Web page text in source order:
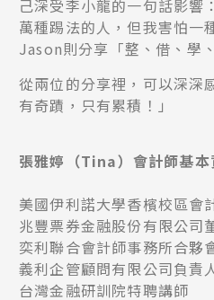
己深受李小龍的一句話影響
萬種踢法的人，但我害怕一
Jason則分享「整、借、學
從兩位的分享裡，可以深深
有奇蹟，只有累積！」
張雅婷（Tina）會計師基本
美國伊利諾大學香檳校區會
兆豐票券金融股份有限公司
奕利聯合會計師事務所合夥
義利企管顧問有限公司負責
台灣金融研訓院特聘講師